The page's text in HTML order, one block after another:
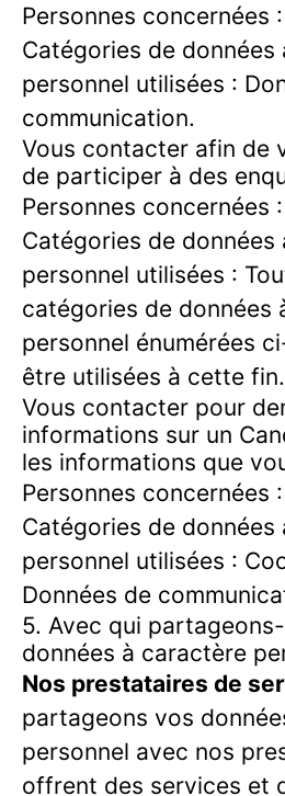
Personnes concernées
Catégories de données
personnel utilisées :
communication.
Vous contacter afin de
de participer à des
Personnes concernées
Catégories de données
personnel utilisées :
catégories de données
personnel énumérées
être utilisées à cette fin.
Vous contacter pour
informations sur un
les informations que
Personnes concernées
Catégories de données
personnel utilisées :
Données de
5. Avec qui
données à caractère
Nos prestataires de
partageons vos
personnel avec nos
offrent des services et